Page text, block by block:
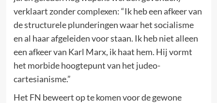
verklaart zonder complexen: “Ik heb een afkeer van
de structurele plunderingen waar het socialisme
en al haar afgeleiden voor staan. Ik heb niet alleen
een afkeer van Karl Marx, ik haat hem. Hij vormt
het morbide hoogtepunt van het judeo-
cartesianisme.”
Het FN beweert op te komen voor de gewone